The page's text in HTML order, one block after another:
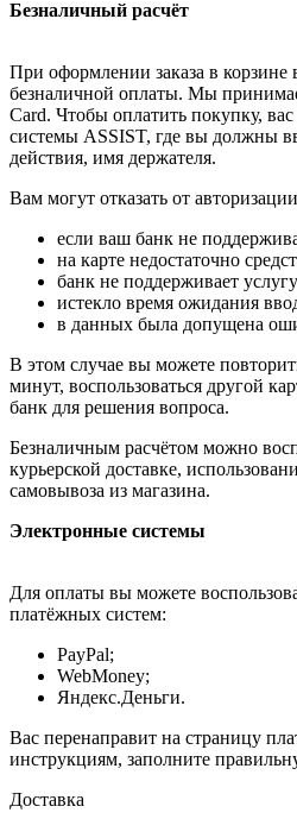
Безналичный расчёт
При оформлении заказа в
безналичной оплаты. Мы
Card. Чтобы оплатить покупку,
системы ASSIST, где вы должны
действия, имя держателя.
Вам могут отказать от
если ваш банк не
на карте недостаточно
банк не поддерживает
истекло время ожидания
в данных была допущена
В этом случае вы можете
минут, воспользоваться другой
банк для решения вопроса.
Безналичным расчётом можно
курьерской доставке,
самовывоза из магазина.
Электронные системы
Для оплаты вы можете
платёжных систем:
PayPal;
WebMoney;
Яндекс.Деньги.
Вас перенаправит на страницу
инструкциям, заполните
Доставка